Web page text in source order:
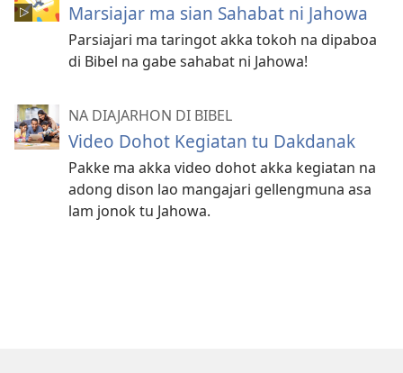
Marsiajar ma sian Sahabat ni Jahowa
Parsiajari ma taringot akka tokoh na dipaboa
di Bibel na gabe sahabat ni Jahowa!
NA DIAJARHON DI BIBEL
Video Dohot Kegiatan tu Dakdanak
Pakke ma akka video dohot akka kegiatan na
adong dison lao mangajari gellengmuna asa
lam jonok tu Jahowa.